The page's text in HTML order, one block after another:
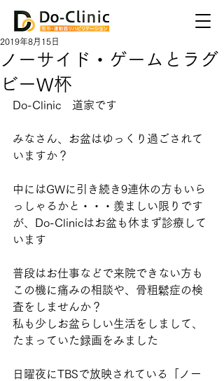
ノーサイド・ゲームとラグ
ビーW杯
2019年8月15日
Do-Clinic　道家です
みなさん、お盆はゆっくり過ごされて
いますか？
中にはGWに引き続き9連休の方もいら
っしゃるかと・・・羨ましい限りです
が、Do-Clinicはお盆も休まず診療して
います
普段はお仕事などで来院できない方も
この機に痛みの相談や、骨粗鬆症の検
査をしませんか？
私も少しお盆らしい生活をしまして、
たまっていた録画をみました
日曜夜にTBSで放映されている「ノー